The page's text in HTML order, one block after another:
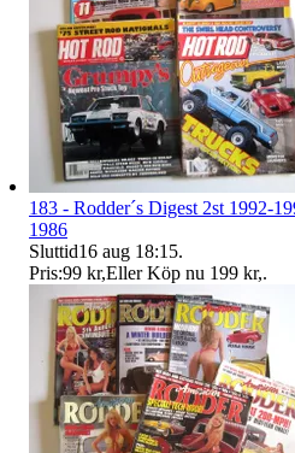
183 - Rodder´s Digest 2st 1992-
1986
Sluttid16 aug 18:15.
Pris:99 kr,Eller Köp nu 199 kr,.